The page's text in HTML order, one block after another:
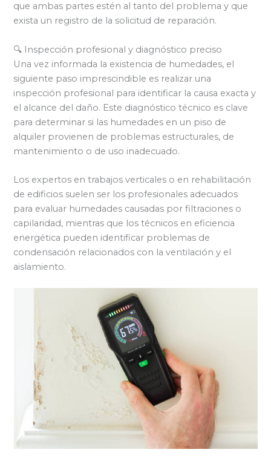
que ambas partes estén al tanto del problema y que
exista un registro de la solicitud de reparación.
🔍 Inspección profesional y diagnóstico preciso
Una vez informada la existencia de humedades, el
siguiente paso imprescindible es realizar una
inspección profesional para identificar la causa exacta y
el alcance del daño. Este diagnóstico técnico es clave
para determinar si las humedades en un piso de
alquiler provienen de problemas estructurales, de
mantenimiento o de uso inadecuado.
Los expertos en trabajos verticales o en rehabilitación
de edificios suelen ser los profesionales adecuados
para evaluar humedades causadas por filtraciones o
capilaridad, mientras que los técnicos en eficiencia
energética pueden identificar problemas de
condensación relacionados con la ventilación y el
aislamiento.